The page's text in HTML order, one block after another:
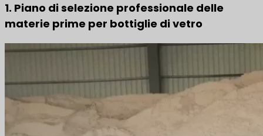
1. Piano di selezione professionale delle
materie prime per bottiglie di vetro